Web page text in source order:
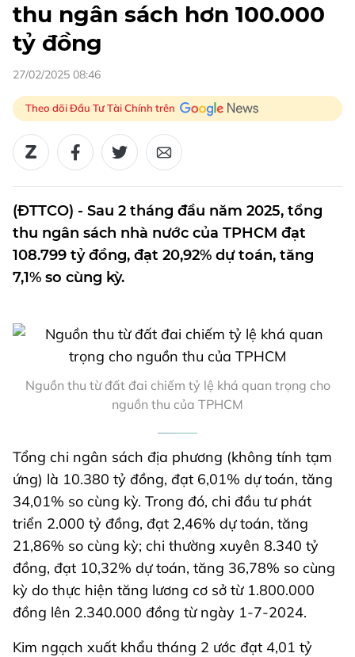
thu ngân sách hơn 100.000
tỷ đồng
27/02/2025 08:46
Theo dõi Đầu Tư Tài Chính trên
(ĐTTCO) - Sau 2 tháng đầu năm 2025, tổng
thu ngân sách nhà nước của TPHCM đạt
108.799 tỷ đồng, đạt 20,92% dự toán, tăng
7,1% so cùng kỳ.
Nguồn thu từ đất đai chiếm tỷ lệ khá quan trọng cho
nguồn thu của TPHCM
Tổng chi ngân sách địa phương (không tính tạm
ứng) là 10.380 tỷ đồng, đạt 6,01% dự toán, tăng
34,01% so cùng kỳ. Trong đó, chi đầu tư phát
triển 2.000 tỷ đồng, đạt 2,46% dự toán, tăng
21,86% so cùng kỳ; chi thường xuyên 8.340 tỷ
đồng, đạt 10,32% dự toán, tăng 36,78% so cùng
kỳ do thực hiện tăng lương cơ sở từ 1.800.000
đồng lên 2.340.000 đồng từ ngày 1-7-2024.
Kim ngạch xuất khẩu tháng 2 ước đạt 4,01 tỷ